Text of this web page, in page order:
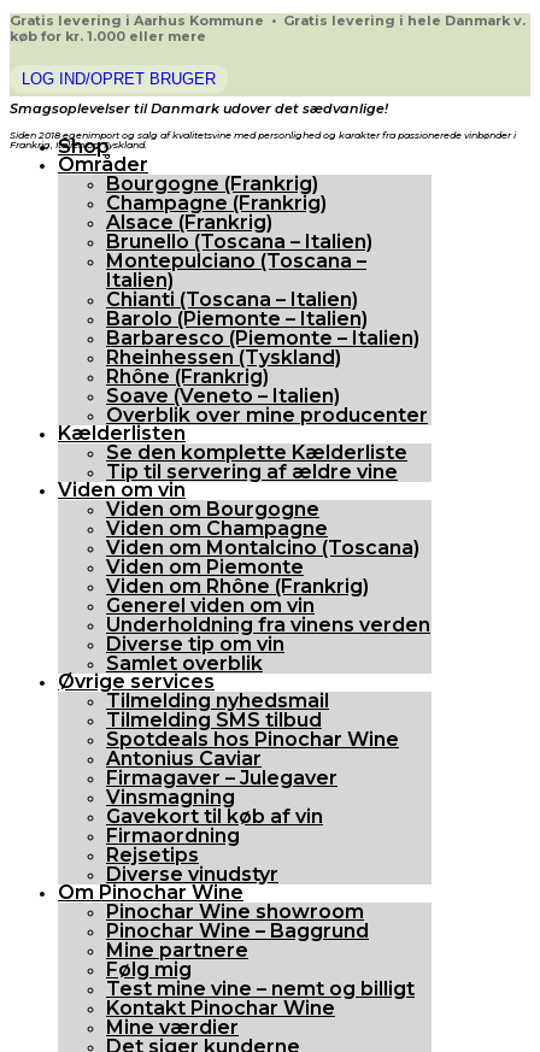
Gratis levering i Aarhus Kommune • Gratis levering i hele Danmark v.
køb for kr. 1.000 eller mere
LOG IND/OPRET BRUGER
Smagsoplevelser til Danmark udover det sædvanlige!
Siden 2018 egenimport og salg af kvalitetsvine med personlighed og karakter fra passionerede vinbønder i
Frankrig, Italien og Tyskland.
Shop
Områder
Bourgogne (Frankrig)
Champagne (Frankrig)
Alsace (Frankrig)
Brunello (Toscana – Italien)
Montepulciano (Toscana –
Italien)
Chianti (Toscana – Italien)
Barolo (Piemonte – Italien)
Barbaresco (Piemonte – Italien)
Rheinhessen (Tyskland)
Rhône (Frankrig)
Soave (Veneto – Italien)
Overblik over mine producenter
Kælderlisten
Se den komplette Kælderliste
Tip til servering af ældre vine
Viden om vin
Viden om Bourgogne
Viden om Champagne
Viden om Montalcino (Toscana)
Viden om Piemonte
Viden om Rhône (Frankrig)
Generel viden om vin
Underholdning fra vinens verden
Diverse tip om vin
Samlet overblik
Øvrige services
Tilmelding nyhedsmail
Tilmelding SMS tilbud
Spotdeals hos Pinochar Wine
Antonius Caviar
Firmagaver – Julegaver
Vinsmagning
Gavekort til køb af vin
Firmaordning
Rejsetips
Diverse vinudstyr
Om Pinochar Wine
Pinochar Wine showroom
Pinochar Wine – Baggrund
Mine partnere
Følg mig
Test mine vine – nemt og billigt
Kontakt Pinochar Wine
Mine værdier
Det siger kunderne